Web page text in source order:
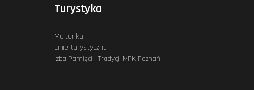
Turystyka
Maltanka
Linie turystyczne
Izba Pamięci i Tradycji MPK Poznań